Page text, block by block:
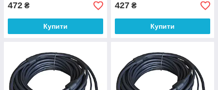
472 ₴
Купити
427 ₴
Купити